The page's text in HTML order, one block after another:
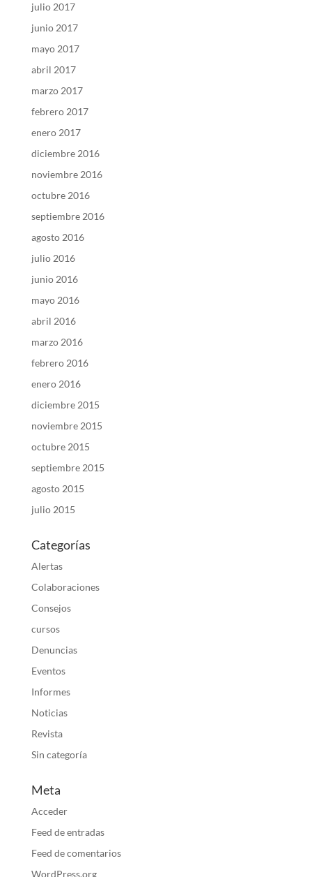
julio 2017
junio 2017
mayo 2017
abril 2017
marzo 2017
febrero 2017
enero 2017
diciembre 2016
noviembre 2016
octubre 2016
septiembre 2016
agosto 2016
julio 2016
junio 2016
mayo 2016
abril 2016
marzo 2016
febrero 2016
enero 2016
diciembre 2015
noviembre 2015
octubre 2015
septiembre 2015
agosto 2015
julio 2015
Categorías
Alertas
Colaboraciones
Consejos
cursos
Denuncias
Eventos
Informes
Noticias
Revista
Sin categoría
Meta
Acceder
Feed de entradas
Feed de comentarios
WordPress.org